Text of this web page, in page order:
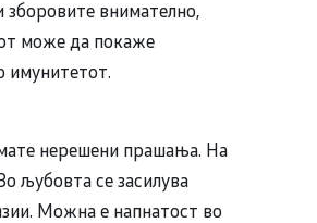
зборовите внимателно,
може да покаже
имунитетот.
нерешени прашања. На
љубовта се засилува
Можна е напнатост во